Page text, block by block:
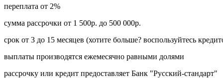
переплата от 2%
сумма рассрочки от 1 500р. до 500 000р.
срок от 3 до 15 месяцев (хотите больше? воспользуйтесь
выплаты производятся ежемесячно равными долями
рассрочку или кредит предоставляет Банк "Русский-стандарт"